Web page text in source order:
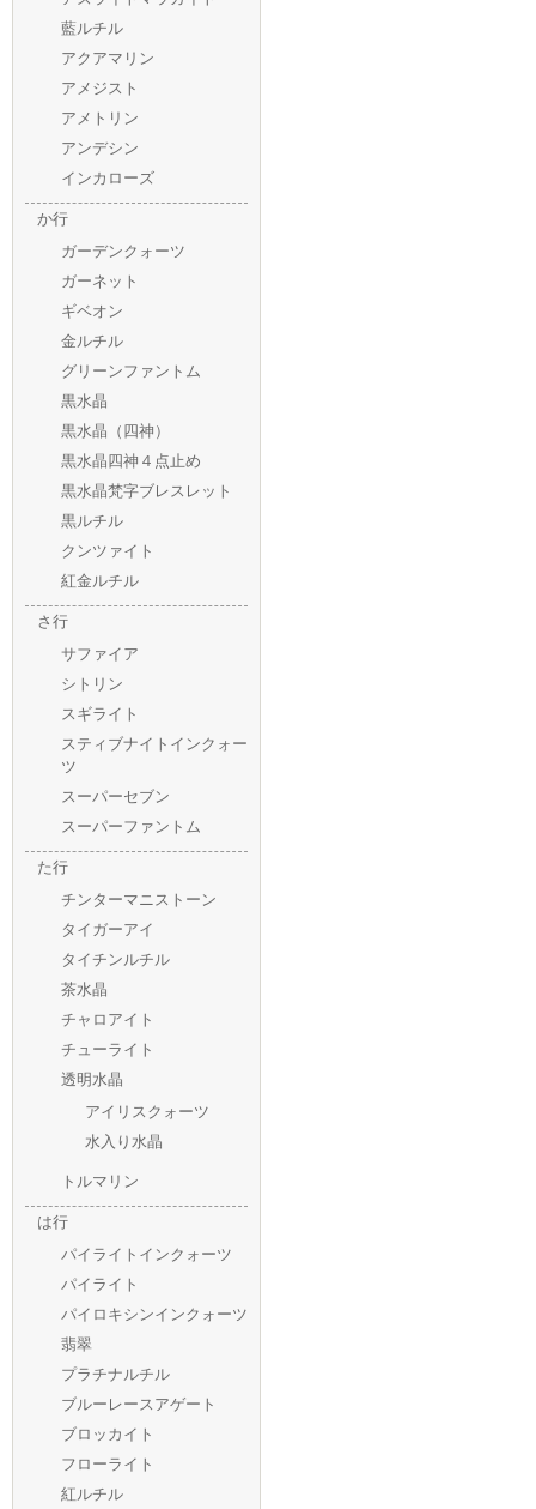
藍ルチル
アクアマリン
アメジスト
アメトリン
アンデシン
インカローズ
か行
ガーデンクォーツ
ガーネット
ギベオン
金ルチル
グリーンファントム
黒水晶
黒水晶（四神）
黒水晶四神４点止め
黒水晶梵字ブレスレット
黒ルチル
クンツァイト
紅金ルチル
さ行
サファイア
シトリン
スギライト
スティブナイトインクォー
ツ
スーパーセブン
スーパーファントム
た行
チンターマニストーン
タイガーアイ
タイチンルチル
茶水晶
チャロアイト
チューライト
透明水晶
アイリスクォーツ
水入り水晶
トルマリン
は行
パイライトインクォーツ
パイライト
パイロキシンインクォーツ
翡翠
プラチナルチル
ブルーレースアゲート
ブロッカイト
フローライト
紅ルチル